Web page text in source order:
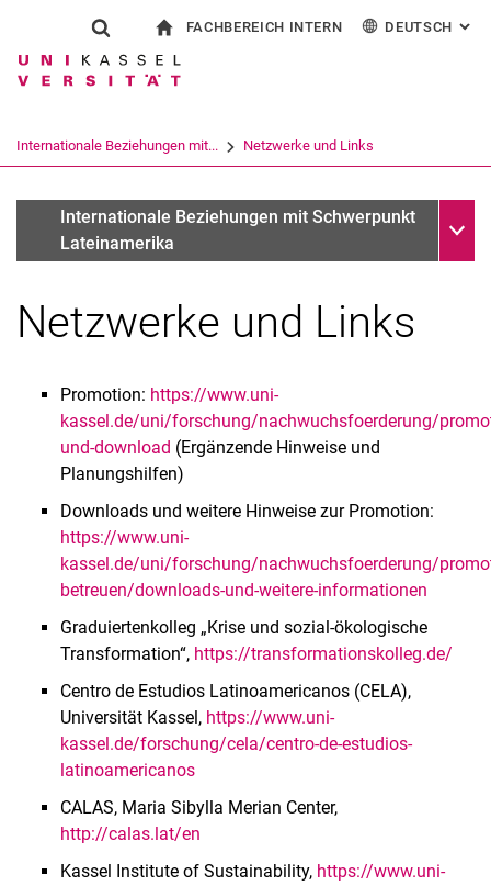
Springe direkt zu: Inhalt
Springe direkt zu: Suche
Springe direkt zu:
Suchformular
Suchbegriff
Suchen (öffnet externen Link in einem
FACHBEREICH INTERN DEUTSCH :
Internationale Beziehungen mit... Netzwerke und Links
Fachgebiete
Internationale Beziehungen mit Schwerpunkt
Lateinamerika
Netzwerke und Links
Promotion: https://www.uni-
kassel.de/uni/forschung/nachwuchsfoerderung/
und-download (Ergänzende Hinweise und
Planungshilfen)
Downloads und weitere Hinweise zur Promotion:
https://www.uni-
kassel.de/uni/forschung/nachwuchsfoerderung/
betreuen/downloads-und-weitere-informationen
Graduiertenkolleg „Krise und sozial-ökologische
Transformation“, https://transformationskolleg.de/
Centro de Estudios Latinoamericanos (CELA),
Universität Kassel, https://www.uni-
kassel.de/forschung/cela/centro-de-estudios-
latinoamericanos
CALAS, Maria Sibylla Merian Center,
http://calas.lat/en
Kassel Institute of Sustainability, https://www.uni-